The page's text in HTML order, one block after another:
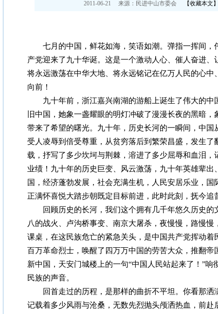
2011-06-21 来源： 民进中山市委会 【收藏本文
七月的中国，鲜花如海，笑语如潮。弹指一挥间，
产党迎来了九十华诞。这是一个激动人心、催人奋进、
将永远激荡在中华大地、将永远铭记在亿万人民的心中
向前！
九十年前，浙江嘉兴南湖的游船上诞生了伟大的中
旧中国，她象一盏耀眼的明灯冲破了漫漫长夜的黑暗
带来了希望的曙光。九十年，历史长河的一瞬间，中国
受人凌辱到倍受尊重，从贫穷落后到繁荣昌盛，发生了
载，抒写了多少坎坷与荆棘，溶进了多少屈辱和血泪，
业绩！九十年的历史巨变、风云激荡，九十年英雄辈出
国，经济蓬勃发展，社会充满生机，人民安居乐业，国
正满怀喜悦大踏步朝既定目标前进，此时此刻，抚今追
回顾历史的长河，我们这个拥有几千年悠久历史的
八的战火、卢沟桥事变、南京大屠杀，夜慢慢，路慢慢
课桌，在这民族危亡的紧急关头，是中国共产党挥动着
百万革命烈士，唤醒了四万万中国的劳苦大众，推翻帝
新中国，天安门城楼上的一句“中国人民站起来了！”响
民族的声音。
回首走过的历程，是那样的曲折不平坦。你看那洒
记载着多少风雨与沧桑，无数先烈抛头颅洒热血，前赴